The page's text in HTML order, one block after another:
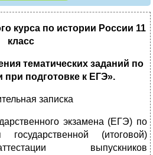
курса по истории России 11
класс
тематических заданий по
при подготовке к ЕГЭ».
записка
экзамена (ЕГЭ) по
(итоговой)
выпускников